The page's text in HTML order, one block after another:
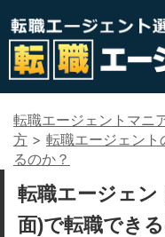
転職エージェントマニ
方 > 転職エージェント
るのか？
転職エージェン
面)で転職でき